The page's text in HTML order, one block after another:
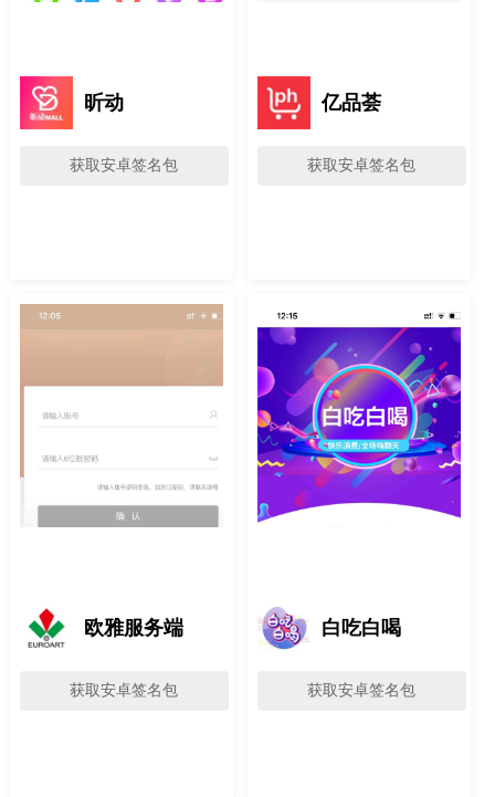
昕动
获取安卓签名包
亿品荟
获取安卓签名包
欧雅服务端
获取安卓签名包
白吃白喝
获取安卓签名包